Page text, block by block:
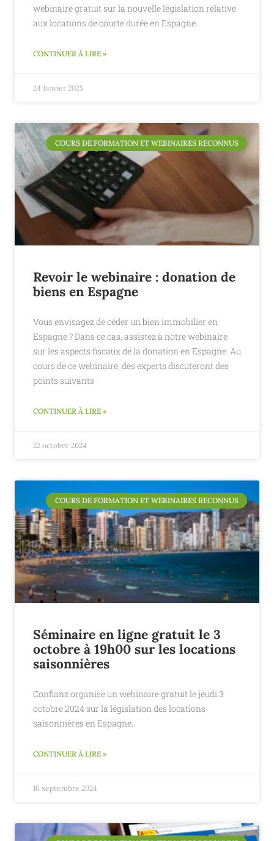
webinaire gratuit sur la nouvelle législation relative
aux locations de courte durée en Espagne.
CONTINUER À LIRE »
24 Janvier 2025
COURS DE FORMATION ET WEBINAIRES RECONNUS
Revoir le webinaire : donation de
biens en Espagne
Vous envisagez de céder un bien immobilier en
Espagne ? Dans ce cas, assistez à notre webinaire
sur les aspects fiscaux de la donation en Espagne. Au
cours de ce webinaire, des experts discuteront des
points suivants
CONTINUER À LIRE »
22 octobre 2024
COURS DE FORMATION ET WEBINAIRES RECONNUS
Séminaire en ligne gratuit le 3
octobre à 19h00 sur les locations
saisonnières
Confianz organise un webinaire gratuit le jeudi 3
octobre 2024 sur la législation des locations
saisonnières en Espagne.
CONTINUER À LIRE »
16 septembre 2024